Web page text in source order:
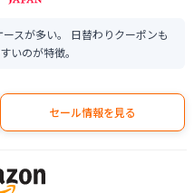
スが多い。 日替わりクーポンも
いのが特徴。
セール情報を見る